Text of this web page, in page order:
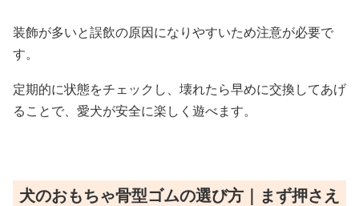
装飾が多いと誤飲の原因になりやすいため注意が必要で
す。
定期的に状態をチェックし、壊れたら早めに交換してあげ
ることで、愛犬が安全に楽しく遊べます。
犬のおもちゃ骨型ゴムの選び方｜まず押さえ